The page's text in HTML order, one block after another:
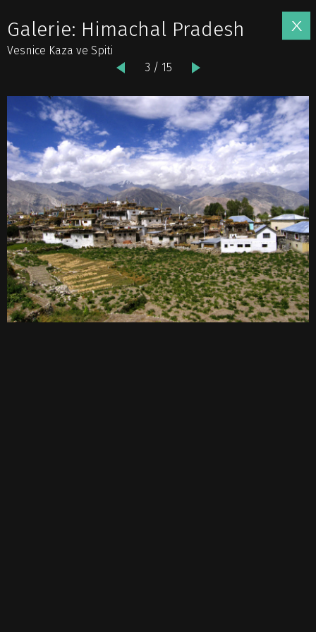
Galerie: Himachal Pradesh
Vesnice Kaza ve Spiti
3 / 15